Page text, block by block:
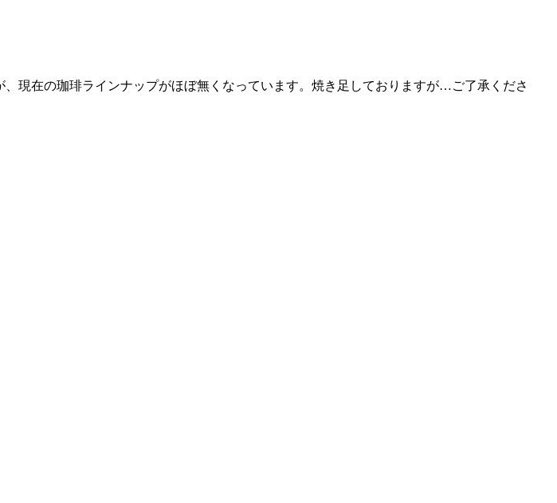
現在の珈琲ラインナップがほぼ無くなっています。焼き足しておりますが…ご了承くださ